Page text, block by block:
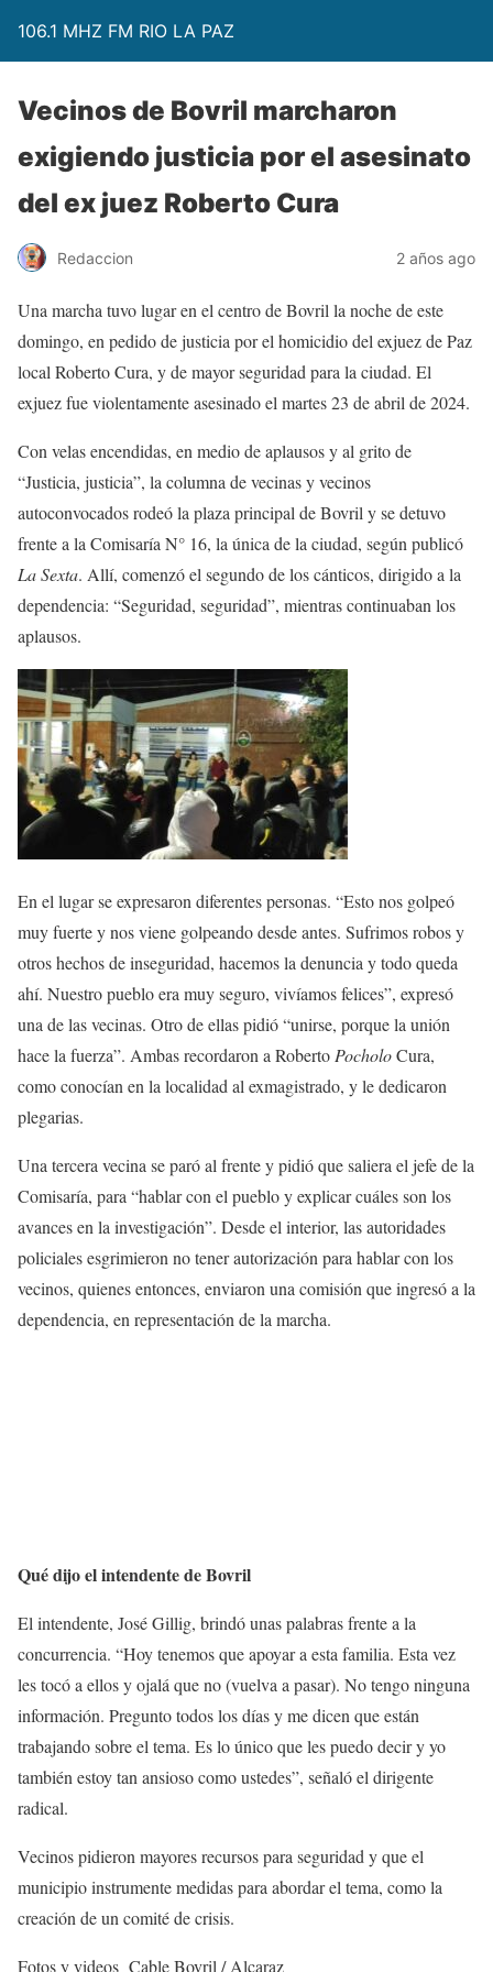
106.1 MHZ FM RIO LA PAZ
Vecinos de Bovril marcharon
exigiendo justicia por el asesinato
del ex juez Roberto Cura
Redaccion 2 años ago
Una marcha tuvo lugar en el centro de Bovril la noche de este
domingo, en pedido de justicia por el homicidio del exjuez de Paz
local Roberto Cura, y de mayor seguridad para la ciudad. El
exjuez fue violentamente asesinado el martes 23 de abril de 2024.
Con velas encendidas, en medio de aplausos y al grito de
“Justicia, justicia”, la columna de vecinas y vecinos
autoconvocados rodeó la plaza principal de Bovril y se detuvo
frente a la Comisaría N° 16, la única de la ciudad, según publicó
La Sexta. Allí, comenzó el segundo de los cánticos, dirigido a la
dependencia: “Seguridad, seguridad”, mientras continuaban los
aplausos.
En el lugar se expresaron diferentes personas. “Esto nos golpeó
muy fuerte y nos viene golpeando desde antes. Sufrimos robos y
otros hechos de inseguridad, hacemos la denuncia y todo queda
ahí. Nuestro pueblo era muy seguro, vivíamos felices”, expresó
una de las vecinas. Otro de ellas pidió “unirse, porque la unión
hace la fuerza”. Ambas recordaron a Roberto PocholoCura,
como conocían en la localidad al exmagistrado, y le dedicaron
plegarias.
Una tercera vecina se paró al frente y pidió que saliera el jefe de la
Comisaría, para “hablar con el pueblo y explicar cuáles son los
avances en la investigación”. Desde el interior, las autoridades
policiales esgrimieron no tener autorización para hablar con los
vecinos, quienes entonces, enviaron una comisión que ingresó a la
dependencia, en representación de la marcha.
Qué dijo el intendente de Bovril
El intendente, José Gillig, brindó unas palabras frente a la
concurrencia. “Hoy tenemos que apoyar a esta familia. Esta vez
les tocó a ellos y ojalá que no (vuelva a pasar). No tengo ninguna
información. Pregunto todos los días y me dicen que están
trabajando sobre el tema. Es lo único que les puedo decir y yo
también estoy tan ansioso como ustedes”, señaló el dirigente
radical.
Vecinos pidieron mayores recursos para seguridad y que el
municipio instrumente medidas para abordar el tema, como la
creación de un comité de crisis.
Fotos y videos Cable Bovril / Alcaraz